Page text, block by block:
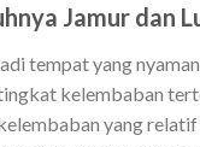
Jamur dan
tempat yang
kelembaban
yang